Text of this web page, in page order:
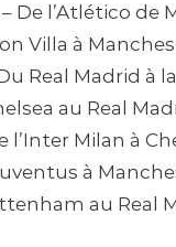
De l’Atlético de
Villa à
Real Madrid à
au Real
l’Inter Milan à
à
au Real